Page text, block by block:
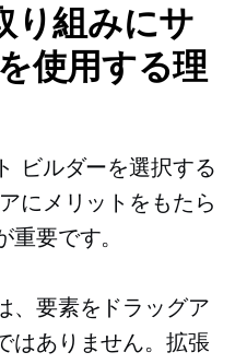
り組みにサ
使用する理
ビルダーを選択する
にメリットをもたら
要です。
、要素をドラッグア
はありません。拡張